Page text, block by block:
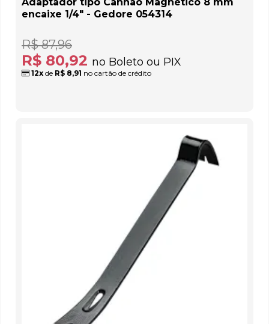
encaixe 1/4" - Gedore 054314
R$ 80,92 no Boleto ou PIX
R$ 87,96
12x de R$ 8,91 no cartão de crédito